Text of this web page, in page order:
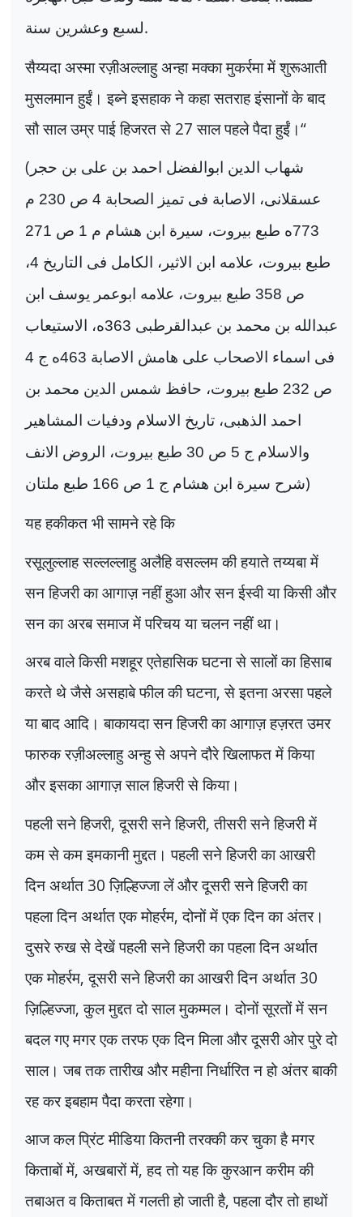
لسبع وعشرين سنة.
सैय्यदा अस्मा रज़ीअल्लाहु अन्हा मक्का मुकर्रमा में शुरूआती
मुसलमान हुईं। इब्ने इसहाक ने कहा सतराह इंसानों के बाद
सौ साल उम्र पाई हिजरत से 27साल पहले पैदा हुईं।“
( شهاب الدين ابوالفضل احمد بن علی بن حجر
عسقلانی، الاصابة فی تميز الصحابة 4 ص 230 م
773ه طبع بيروت، سيرة ابن هشام م 1 ص 271
طبع بيروت، علامه ابن الاثير، الکامل فی التاريخ 4،
ص 358 طبع بيروت، علامه ابوعمر يوسف ابن
عبدالله بن محمد بن عبدالقرطبی 363ه، الاستيعاب
فی اسماء الاصحاب علی هامش الاصابة 463ه ج 4
ص 232 طبع بيروت، حافظ شمس الدين محمد بن
احمد الذهبی، تاريخ الاسلام ودفيات المشاهير
والاسلام ج 5 ص 30 طبع بيروت، الروض الانف
شرح سيرة ابن هشام ج 1 ص 166 طبع ملتان)
यह हकीकत भी सामने रहे कि
रसूलुल्लाह सल्लल्लाहु अलैहि वसल्लम की हयाते तय्यबा में
सन हिजरी का आगाज़ नहीं हुआ और सन ईस्वी या किसी और
सन का अरब समाज में परिचय या चलन नहीं था।
अरब वाले किसी मशहूर एतेहासिक घटना से सालों का हिसाब
करते थे जैसे असहाबे फील की घटना,से इतना अरसा पहले
या बाद आदि। बाकायदा सन हिजरी का आगाज़ हज़रत उमर
फारुक रज़ीअल्लाहु अन्हु से अपने दौरे खिलाफत में किया
और इसका आगाज़ साल हिजरी से किया।
पहली सने हिजरी,दूसरी सने हिजरी,तीसरी सने हिजरी में
कम से कम इमकानी मुद्दत। पहली सने हिजरी का आखरी
दिन अर्थात30ज़िल्हिज्जा लें और दूसरी सने हिजरी का
पहला दिन अर्थात एक मोहर्रम,दोनों में एक दिन का अंतर।
दुसरे रुख से देखें पहली सने हिजरी का पहला दिन अर्थात
एक मोहर्रम,दूसरी सने हिजरी का आखरी दिन अर्थात30
ज़िल्हिज्जा,कुल मुद्दत दो साल मुकम्मल। दोनों सूरतों में सन
बदल गए मगर एक तरफ एक दिन मिला और दूसरी ओर पुरे दो
साल। जब तक तारीख और महीना निर्धारित न हो अंतर बाकी
रह कर इबहाम पैदा करता रहेगा।
आज कल प्रिंट मीडिया कितनी तरक्की कर चुका है मगर
किताबों में, अखबारों में,हद तो यह कि कुरआन करीम की
तबाअत व किताबत में गलती हो जाती है,पहला दौर तो हाथों